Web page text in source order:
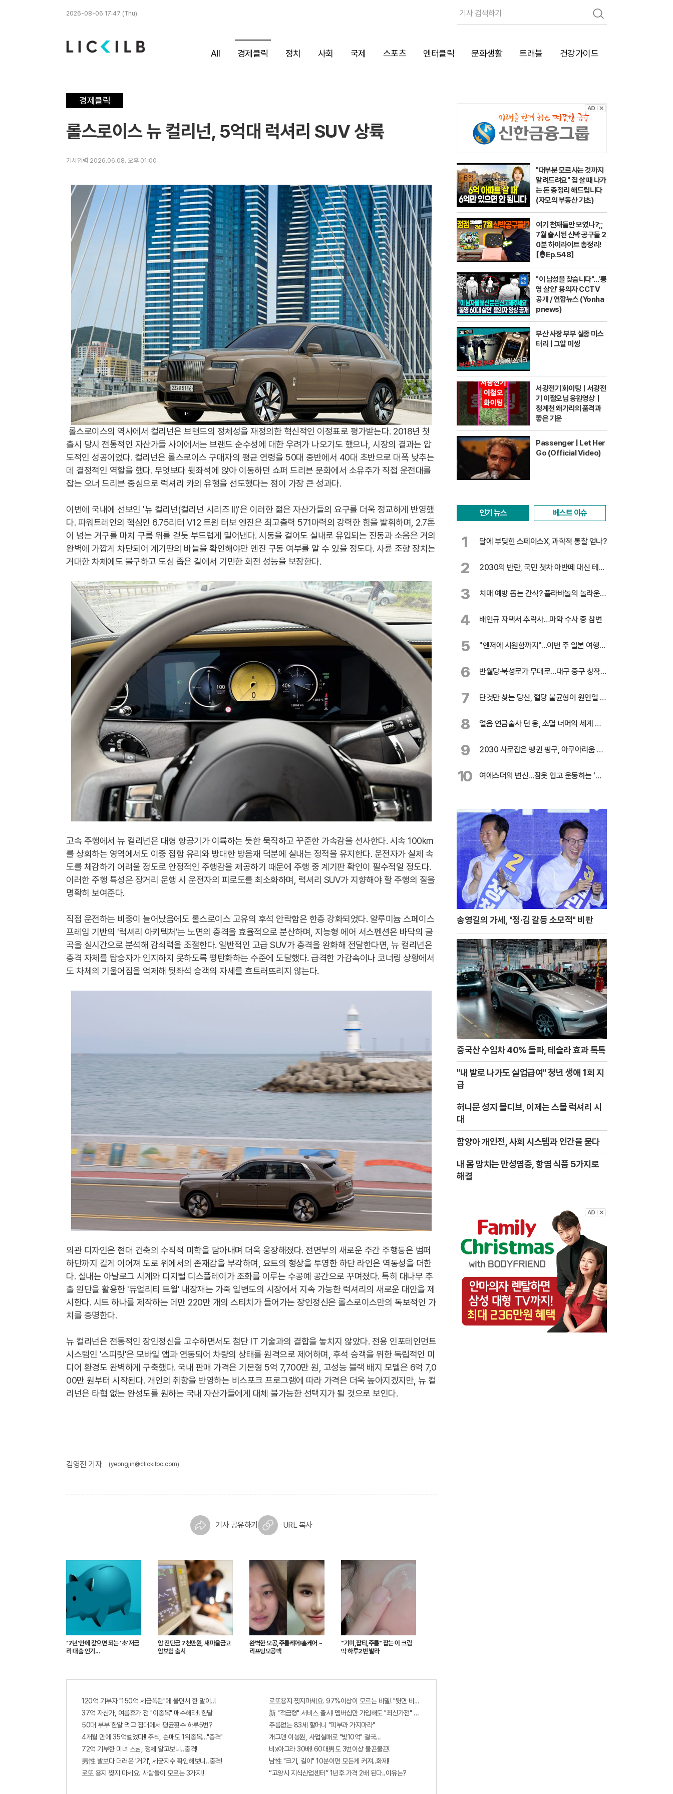
검
색
2026-08-06 17:47 (Thu)
All 경제클릭 정치 사회 국제 스포츠 엔터클릭 문화생활 트래블 건강가이드
경제클릭
롤스로이스 뉴 컬리넌, 5억대 럭셔리 SUV 상륙
기사입력 2026.06.08. 오후 01:00
롤스로이스의 역사에서 컬리넌은 브랜드의 정체성을 재정의한 혁신적인 이정표로 평가받는다. 2018년 첫
출시 당시 전통적인 자산가들 사이에서는 브랜드 순수성에 대한 우려가 나오기도 했으나, 시장의 결과는 압
도적인 성공이었다. 컬리넌은 롤스로이스 구매자의 평균 연령을 50대 중반에서 40대 초반으로 대폭 낮추는
데 결정적인 역할을 했다. 무엇보다 뒷좌석에 앉아 이동하던 쇼퍼 드리븐 문화에서 소유주가 직접 운전대를
잡는 오너 드리븐 중심으로 럭셔리 카의 유행을 선도했다는 점이 가장 큰 성과다.
이번에 국내에 선보인 '뉴 컬리넌(컬리넌 시리즈 II)'은 이러한 젊은 자산가들의 요구를 더욱 정교하게 반영했
다. 파워트레인의 핵심인 6.75리터 V12 트윈 터보 엔진은 최고출력 571마력의 강력한 힘을 발휘하며, 2.7톤
이 넘는 거구를 마치 구름 위를 걷듯 부드럽게 밀어낸다. 시동을 걸어도 실내로 유입되는 진동과 소음은 거의
완벽에 가깝게 차단되어 계기판의 바늘을 확인해야만 엔진 구동 여부를 알 수 있을 정도다. 사륜 조향 장치는
거대한 차체에도 불구하고 도심 좁은 길에서 기민한 회전 성능을 보장한다.
고속 주행에서 뉴 컬리넌은 대형 항공기가 이륙하는 듯한 묵직하고 꾸준한 가속감을 선사한다. 시속 100km
를 상회하는 영역에서도 이중 접합 유리와 방대한 방음재 덕분에 실내는 정적을 유지한다. 운전자가 실제 속
도를 체감하기 어려울 정도로 안정적인 주행감을 제공하기 때문에 주행 중 계기판 확인이 필수적일 정도다.
이러한 주행 특성은 장거리 운행 시 운전자의 피로도를 최소화하며, 럭셔리 SUV가 지향해야 할 주행의 질을
명확히 보여준다.
직접 운전하는 비중이 늘어났음에도 롤스로이스 고유의 후석 안락함은 한층 강화되었다. 알루미늄 스페이스
프레임 기반의 '럭셔리 아키텍처'는 노면의 충격을 효율적으로 분산하며, 지능형 에어 서스펜션은 바닥의 굴
곡을 실시간으로 분석해 감쇠력을 조절한다. 일반적인 고급 SUV가 충격을 완화해 전달한다면, 뉴 컬리넌은
충격 자체를 탑승자가 인지하지 못하도록 평탄화하는 수준에 도달했다. 급격한 가감속이나 코너링 상황에서
도 차체의 기울어짐을 억제해 뒷좌석 승객의 자세를 흐트러뜨리지 않는다.
외관 디자인은 현대 건축의 수직적 미학을 담아내며 더욱 웅장해졌다. 전면부의 새로운 주간 주행등은 범퍼
하단까지 길게 이어져 도로 위에서의 존재감을 부각하며, 요트의 형상을 투영한 하단 라인은 역동성을 더한
다. 실내는 아날로그 시계와 디지털 디스플레이가 조화를 이루는 수공예 공간으로 꾸며졌다. 특히 대나무 추
출 원단을 활용한 '듀얼리티 트윌' 내장재는 가죽 일변도의 시장에서 지속 가능한 럭셔리의 새로운 대안을 제
시한다. 시트 하나를 제작하는 데만 220만 개의 스티치가 들어가는 장인정신은 롤스로이스만의 독보적인 가
치를 증명한다.
뉴 컬리넌은 전통적인 장인정신을 고수하면서도 첨단 IT 기술과의 결합을 놓치지 않았다. 전용 인포테인먼트
시스템인 '스피릿'은 모바일 앱과 연동되어 차량의 상태를 원격으로 제어하며, 후석 승객을 위한 독립적인 미
디어 환경도 완벽하게 구축했다. 국내 판매 가격은 기본형 5억 7,700만 원, 고성능 블랙 배지 모델은 6억 7,0
00만 원부터 시작된다. 개인의 취향을 반영하는 비스포크 프로그램에 따라 가격은 더욱 높아지겠지만, 뉴 컬
리넌은 타협 없는 완성도를 원하는 국내 자산가들에게 대체 불가능한 선택지가 될 것으로 보인다.
김영진 기자 (yeongjin@clickilbo.com)
기사 공유하기 URL 복사
'7년'안에 갚으면 되는 '초'저금
리 대출 인기...
암 진단금 7천만원, 새마을금고
암보험 출시
완벽한 모공,주름케어!홈케어 ~
리프팅모공팩
"기미,잡티,주름" 잡는 이 크림
딱 하루2번 발라
120억 기부자 "150억 세금폭탄"에 울면서 한 말이..!
37억 자산가, 여름휴가 전 "이종목" 매수해라!! 한달
50대 부부 한알 먹고 침대에서 평균횟수 하루5번?
4개월 만에 35억벌었다!! 주식, 순매도 1위종목..."충격"
72억 기부한 미녀 스님, 정체 알고보니..충격!
男性 발보다 더러운 '거기', 세균지수 확인해보니..충격!
로또 용지 찢지 마세요. 사람들이 모르는 3가지!!
로또용지 찢지마세요. 97%이상이 모르는 비밀! "뒷면 비추면 번호 보인다!?"
新 "적금형" 서비스 출시! 멤버십만 가입해도 "최신가전" 선착순 100% 무료 경품지원!!
주름없는 83세 할머니 "피부과 가지마라"
개그맨 이봉원, 사업실패로 "빛10억" 결국…
비x아그라 30배! 60대男도 3번이상 불끈불끈!
남性 "크기, 길이" 10분이면 모든게 커져..화제!
“고양시 지식산업센터” 1년후 가격 2배 된다..이유는?
"대부분 모르시는 것까지
알려드려요" 집 살 때 나가
는 돈 총정리 해드립니다
(자모의 부동산 기초)
여기 천재들만 모였나?;;
7월 출시된 신박 공구들 2
0분 하이라이트 총정리!
【🤴Ep.548】
"이 남성을 찾습니다"…'통
영 살인' 용의자 CCTV
공개 / 연합뉴스 (Yonha
pnews)
부산 사장 부부 실종 미스
터리 | 그알 미씽
서광전기 화이팅ㅣ서광전
기 이철오님 응원영상｜
청계천 왜가리의 품격과
좋은 기운
Passenger | Let Her
Go (Official Video)
인기 뉴스 베스트 이슈
1 달에 부딪힌 스페이스X, 과학적 통찰 얻나?
2 2030의 반란, 국민 첫차 아반떼 대신 테슬
라
3 치매 예방 돕는 간식? 플라바놀의 놀라운
효능
4 배인규 자택서 추락사…마약 수사 중 참변
5 "엔저에 시원함까지"…이번 주 일본 여행
꿀팁
6 반월당·북성로가 무대로…대구 중구 창작극
3편
7 단것만 찾는 당신, 혈당 불균형이 원인일 수
도
8 얼음 연금술사 던 응, 소멸 너머의 세계 응
9 2030 사로잡은 펭귄 핑구, 아쿠아리움 흥
행 주역
10 여에스더의 변신…잠옷 입고 운동하는 '무
송영길의 가세, "정·김 갈등 소모적" 비판
중국산 수입차 40% 돌파, 테슬라 효과 톡톡
"내 발로 나가도 실업급여" 청년 생애 1회 지
급
허니문 성지 몰디브, 이제는 스몰 럭셔리 시
대
함양아 개인전, 사회 시스템과 인간을 묻다
내 몸 망치는 만성염증, 항염 식품 5가지로
해결